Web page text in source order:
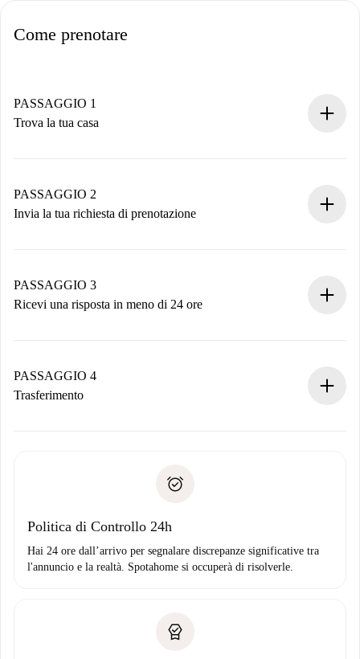
Come prenotare
PASSAGGIO 1
Trova la tua casa
Hai tutte le informazioni necessarie in anticipo.
PASSAGGIO 2
Invia la tua richiesta di prenotazione
non accetta.
PASSAGGIO 3
Ricevi una risposta in meno di 24 ore
contatto con il proprietario.
Se rifiutata: non ti addebiteremo nulla e ti proporremo
Domiciliazione del pagamento
PASSAGGIO 4
Trasferimento
solo se non segnali problemi.
Politica di Controllo 24h
Hai 24 ore dall’arrivo per segnalare discrepanze significative tra
l'annuncio e la realtà. Spotahome si occuperà di risolverle.